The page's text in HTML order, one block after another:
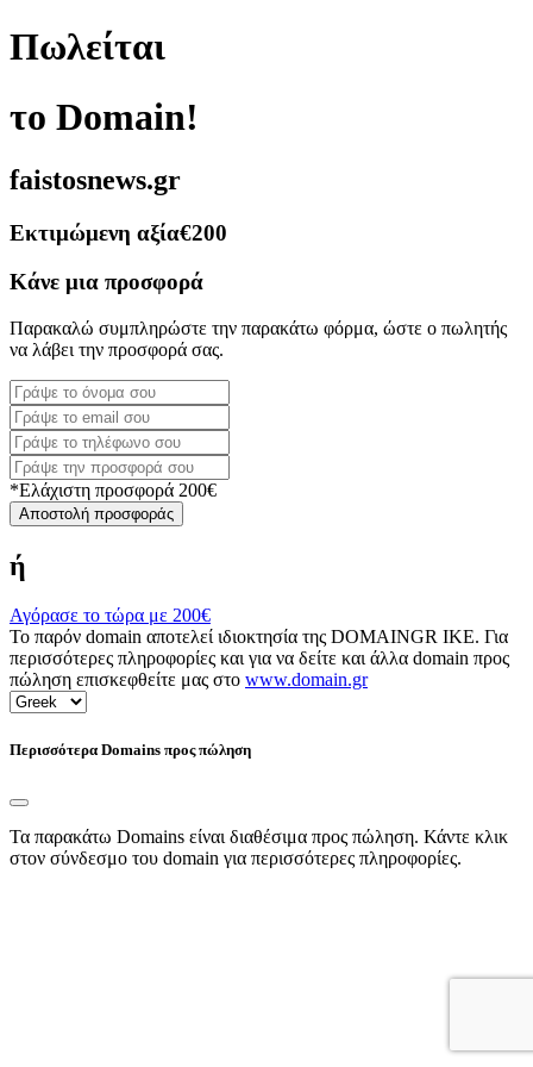
Πωλείται
το Domain!
faistosnews.gr
Εκτιμώμενη αξία€200
Κάνε μια προσφορά
Παρακαλώ συμπληρώστε την παρακάτω φόρμα, ώστε ο πωλητής
να λάβει την προσφορά σας.
*Ελάχιστη προσφορά 200€
Αποστολή προσφοράς
ή
Αγόρασε το τώρα με 200€
Το παρόν domain αποτελεί ιδιοκτησία της DOMAINGR ΙΚΕ. Για
περισσότερες πληροφορίες και για να δείτε και άλλα domain προς
πώληση επισκεφθείτε μας στο www.domain.gr
Περισσότερα Domains προς πώληση
Τα παρακάτω Domains είναι διαθέσιμα προς πώληση. Κάντε κλικ
στον σύνδεσμο του domain για περισσότερες πληροφορίες.